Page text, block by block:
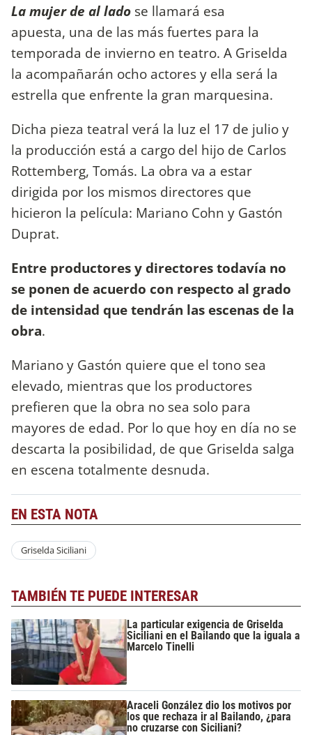
La mujer de al lado se llamará esa
apuesta, una de las más fuertes para la
temporada de invierno en teatro. A Griselda
la acompañarán ocho actores y ella será la
estrella que enfrente la gran marquesina.
Dicha pieza teatral verá la luz el 17 de julio y
la producción está a cargo del hijo de Carlos
Rottemberg, Tomás. La obra va a estar
dirigida por los mismos directores que
hicieron la película: Mariano Cohn y Gastón
Duprat.
Entre productores y directores todavía no
se ponen de acuerdo con respecto al grado
de intensidad que tendrán las escenas de la
obra.
Mariano y Gastón quiere que el tono sea
elevado, mientras que los productores
prefieren que la obra no sea solo para
mayores de edad. Por lo que hoy en día no se
descarta la posibilidad, de que Griselda salga
en escena totalmente desnuda.
EN ESTA NOTA
Griselda Siciliani
TAMBIÉN TE PUEDE INTERESAR
La particular exigencia de Griselda
Siciliani en el Bailando que la iguala a
Marcelo Tinelli
Araceli González dio los motivos por
los que rechaza ir al Bailando, ¿para
no cruzarse con Siciliani?